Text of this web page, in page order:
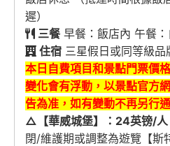
遲）
三餐早餐：飯店內 午餐
住宿 三星假日或同等級品
本日自費項目和景點門票價
變化會有浮動，以景點官方
告為准， 如有變動不再另行
△【華威城堡】： 24英镑/人
閉/維護期或調整為遊覽【